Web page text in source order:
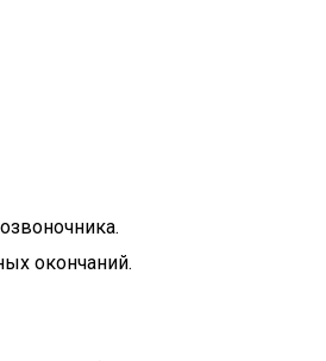
окончаний.